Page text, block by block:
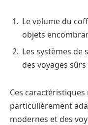
Le volume du
objets
Les systèmes de
des voyages
Ces
particulièrement
modernes et des